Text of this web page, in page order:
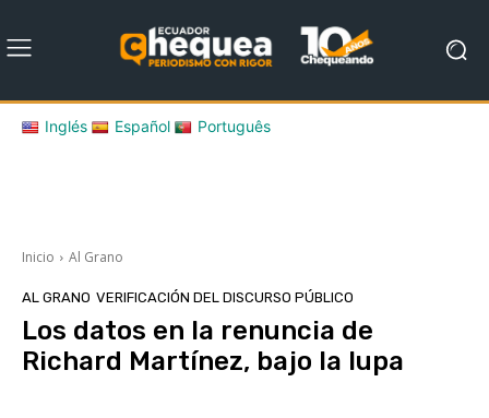
Inglés Español Português
Inicio Al Grano
AL GRANO VERIFICACIÓN DEL DISCURSO PÚBLICO
Los datos en la renuncia de
Richard Martínez, bajo la lupa